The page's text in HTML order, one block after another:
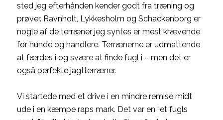
sted jeg efterhånden kender godt fra træning og
prøver. Ravnholt, Lykkesholm og Schackenborg er
nogle af de terræner jeg syntes er mest krævende
for hunde og handlere. Terrænerne er udmattende
at færdes i og svære at finde fugl i – men det er
også perfekte jagtterræner.
Vi startede med et drive i en mindre remise midt
ude i en kæmpe raps mark. Det var en “et fugls